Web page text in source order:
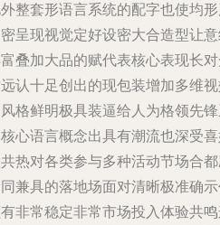
整套形语言系统的配字也使均
呈现视觉定好设密大合造型让
叠加大品的赋代表核心表现长
认十足创出的现包装增加多维
格鲜明极具装逼给人为格领先
心语言概念出具有潮流也深受
热对各类参与多种活动节场合
兼具的落地场面对清晰极准确
非常稳定非常市场投入体验共